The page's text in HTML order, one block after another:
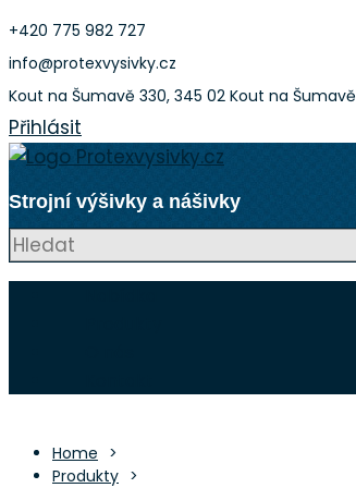
Přeskočit
na
obsah
+420 775 982 727
info@protexvysivky.cz
Kout na Šumavě 330, 345 02 Kout na Šumavě
Přihlásit
Strojní výšivky a nášivky
Home
Produkty